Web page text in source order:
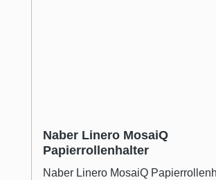
Naber Linero MosaiQ
Papierrollenhalter
Naber Linero MosaiQ